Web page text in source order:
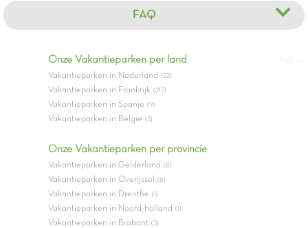
FAQ
Onze Vakantieparken per land
Vakantieparken in Nederland (22)
Vakantieparken in Frankrijk (217)
Vakantieparken in Spanje (9)
Vakantieparken in Belgie (3)
Onze Vakantieparken per provincie
Vakantieparken in Gelderland (8)
Vakantieparken in Overijssel (6)
Vakantieparken in Drenthe (1)
Vakantieparken in Noord-holland (1)
Vakantieparken in Brabant (3)